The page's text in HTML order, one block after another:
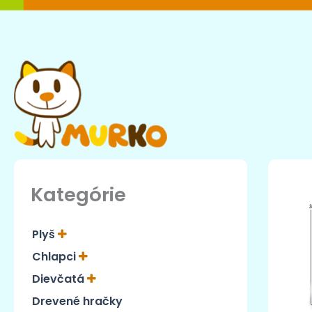
Preskočiť
Kategórie
Plyš
Chlapci
Dievčatá
Drevené hračky